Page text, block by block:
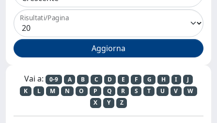
Risultati/Pagina
Vai a: 0-9 A B C D E F G H I
J
K
L M N O P Q R S T U V
W
X
Y Z